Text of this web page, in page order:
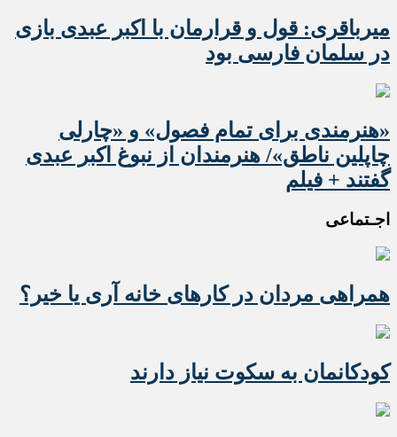
میرباقری: قول و قرارمان با اکبر عبدی بازی
در سلمان فارسی بود
«هنرمندی برای تمام فصول» و «چارلی
چاپلین ناطق»/ هنرمندان از نبوغ اکبر عبدی
گفتند + فیلم
اجـتماعی
همراهی مردان در کارهای خانه آری یا خیر؟
کودکانمان به سکوت نیاز دارند